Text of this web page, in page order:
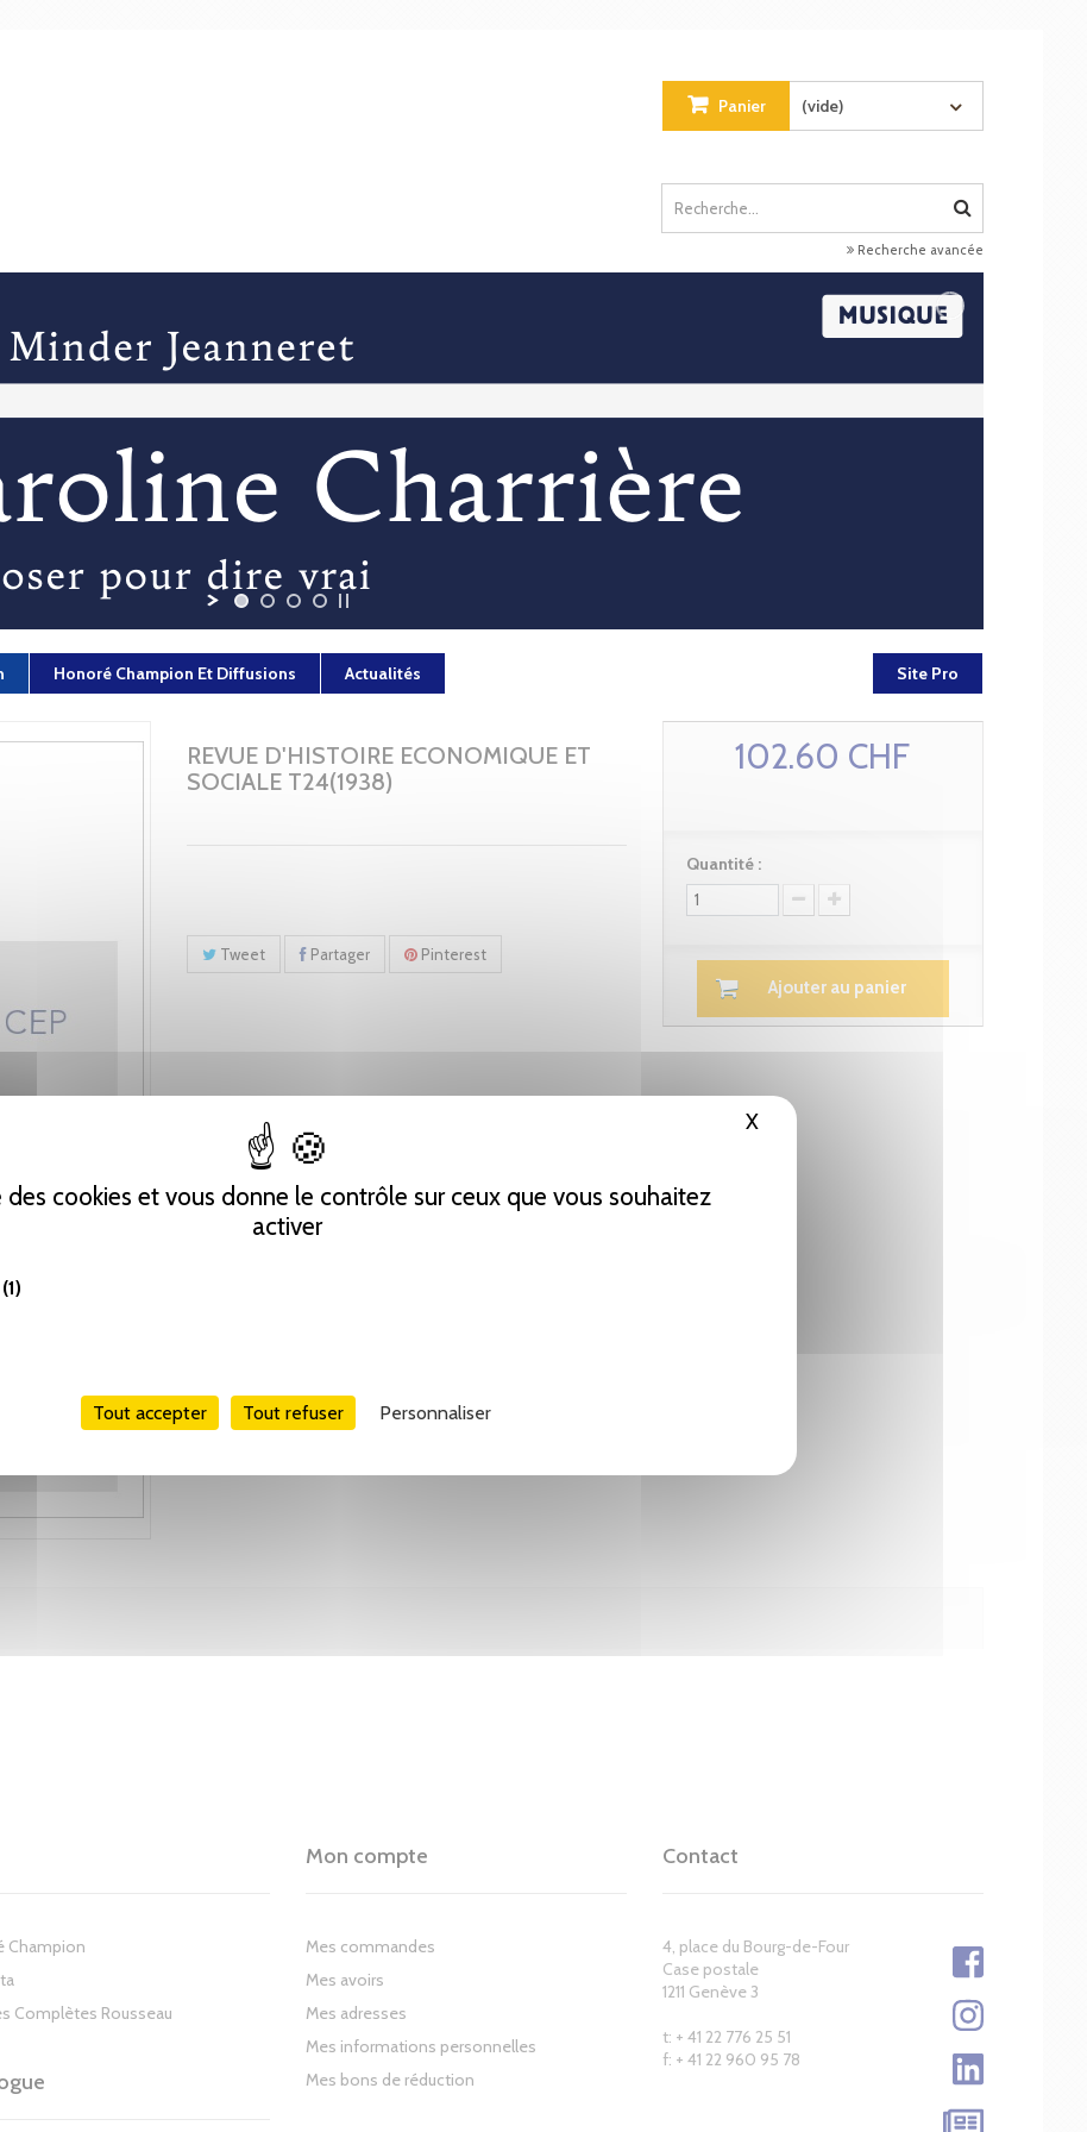
des cookies et vous donne le contrôle sur ceux que vous souhaitez
activer
(1)
Tout accepter Tout refuser Personnaliser
X Masquer le bandeau des cookies
Panier (vide)
Recherche avancée
Honoré Champion Et Diffusions Actualités Site Pro
REVUE D'HISTOIRE ECONOMIQUE ET
SOCIALE T24(1938)
Tweet Partager Pinterest
102.60 CHF
Quantité :
Ajouter au panier
Champion
Complètes Rousseau
Mon compte
Mes commandes
Mes avoirs
Mes adresses
Mes informations personnelles
Mes bons de réduction
Contact
4, place du Bourg-de-Four
Case postale
1211 Genève 3
t: + 41 22 776 25 51
f: + 41 22 960 95 78